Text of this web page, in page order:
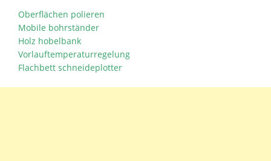
Oberflächen polieren
Mobile bohrständer
Holz hobelbank
Vorlauftemperaturregelung
Flachbett schneideplotter